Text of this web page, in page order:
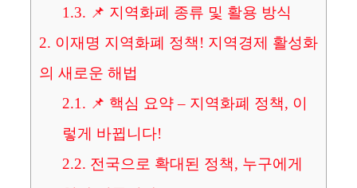
1.3. 📌 지역화폐 종류 및 활용 방식
2. 이재명 지역화폐 정책! 지역경제 활성화
의 새로운 해법
2.1. 📌 핵심 요약 – 지역화폐 정책, 이
렇게 바뀝니다!
2.2. 전국으로 확대된 정책, 누구에게